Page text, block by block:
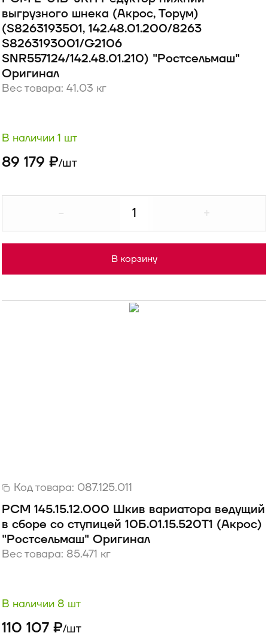
выгрузного шнека (Акрос, Торум)
(S8263193501, 142.48.01.200/8263
S8263193001/G2106
SNR557124/142.48.01.210) "Ростсельмаш"
Оригинал
Вес товара: 41.03 кг
В наличии 1 шт
89 179 ₽/шт
В корзину
Код товара: 087.125.011
РСМ 145.15.12.000 Шкив вариатора ведущий
в сборе со ступицей 10Б.01.15.520Т1 (Акрос)
"Ростсельмаш" Оригинал
Вес товара: 85.471 кг
В наличии 8 шт
110 107 ₽/шт